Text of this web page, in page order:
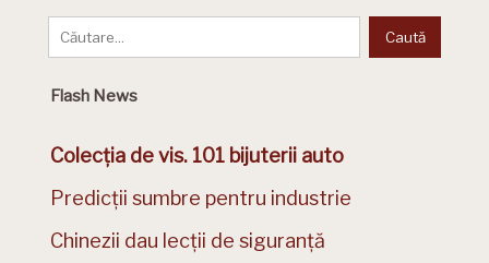
Flash News
Colecția de vis. 101 bijuterii auto
Predicții sumbre pentru industrie
Chinezii dau lecții de siguranță